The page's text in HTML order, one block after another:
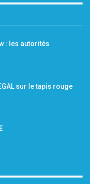
: les autorités
sur le tapis rouge